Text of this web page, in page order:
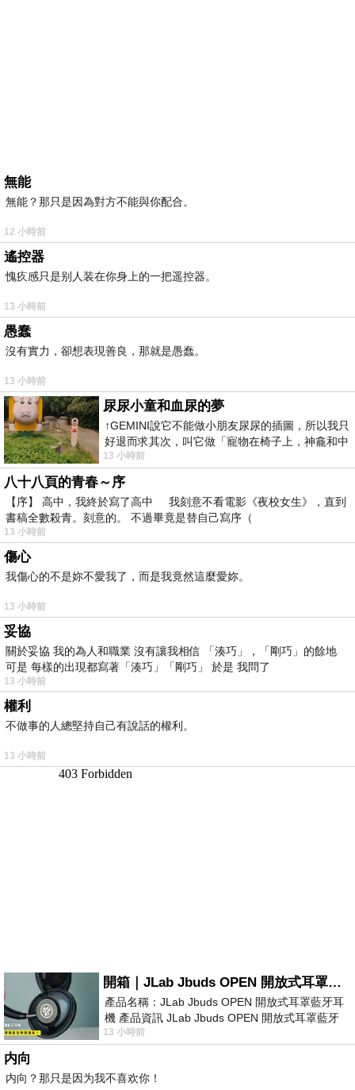
無能
無能？那只是因為對方不能與你配合。
12 小時前
遙控器
愧疚感只是别人装在你身上的一把遥控器。
13 小時前
愚蠢
沒有實力，卻想表現善良，那就是愚蠢。
13 小時前
尿尿小童和血尿的夢
↑GEMINI說它不能做小朋友尿尿的插圖，所以我只
好退而求其次，叫它做「寵物在椅子上，神龕和中
年人臉孔」的畫了。 六月底
13 小時前
八十八頁的青春～序
【序】 高中，我終於寫了高中 我刻意不看電影《夜校女生》，直到
書稿全數殺青。刻意的。 不過畢竟是替自己寫序（
13 小時前
傷心
我傷心的不是妳不愛我了，而是我竟然這麼愛妳。
13 小時前
妥協
關於妥協 我的為人和職業 沒有讓我相信 「湊巧」，「剛巧」的餘地
可是 每樣的出現都寫著「湊巧」「剛巧」 於是 我問了
13 小時前
權利
不做事的人總堅持自己有說話的權利。
13 小時前
開箱｜JLab Jbuds OPEN 開放式耳罩藍牙耳機 - 設計美學，輕巧、透氣、環境音全物理達成！
產品名稱：JLab Jbuds OPEN 開放式耳罩藍牙耳
機 產品資訊 JLab Jbuds OPEN 開放式耳罩藍牙
耳機評語：非常有特色，值得喜愛美型工
13 小時前
内向
内向？那只是因为我不喜欢你！